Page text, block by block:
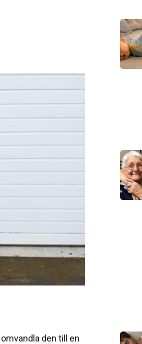
den till en